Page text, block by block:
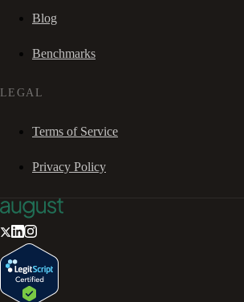
Blog
Benchmarks
LEGAL
Terms of Service
Privacy Policy